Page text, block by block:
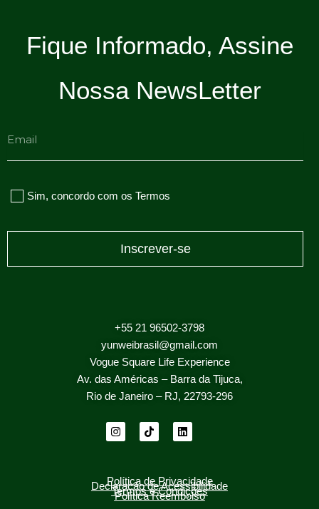
Fique Informado, Assine
Nossa NewsLetter
Sim, concordo com os Termos
Inscrever-se
+55 21 96502-3798
yunweibrasil@gmail.com
Vogue Square Life Experience
Av. das Américas – Barra da Tijuca,
Rio de Janeiro – RJ, 22793-296
I
n
g
r
a
T
i
k
L
i
d
i
n
Política de Privacidade
Declaração de Acessibilidade
Termos e Condições
Política Reembolso